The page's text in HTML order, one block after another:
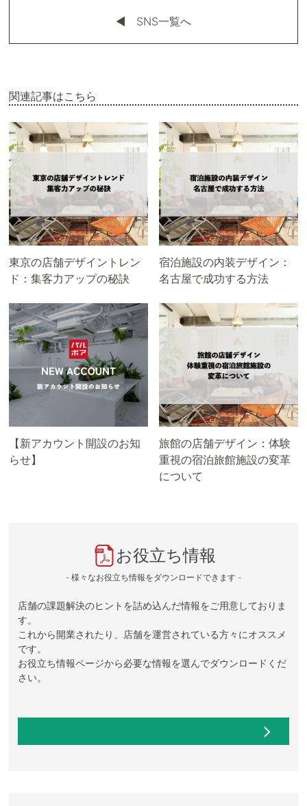
◀︎ SNS一覧へ
関連記事はこちら
東京の店舗デザイントレン
ド：集客力アップの秘訣
宿泊施設の内装デザイン：
名古屋で成功する方法
【新アカウント開設のお知
らせ】
旅館の店舗デザイン：体験
重視の宿泊旅館施設の変革
について
お役立ち情報
- 様々なお役立ち情報をダウンロードできます -
店舗の課題解決のヒントを詰め込んだ情報をご用意しておりま
す。
これから開業されたり、店舗を運営されている方々にオススメ
です。
お役立ち情報ページから必要な情報を選んでダウンロードくだ
さい。